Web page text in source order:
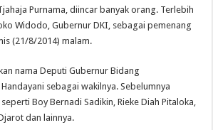
Purnama, diincar banyak orang. Terlebih
Widodo, Gubernur DKI, sebagai pemenang
(21/8/2014) malam.
nama Deputi Gubernur Bidang
sebagai wakilnya. Sebelumnya
Boy Bernadi Sadikin, Rieke Diah Pitaloka,
dan lainnya.